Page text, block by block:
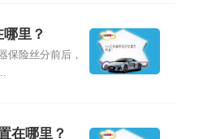
里？
保险丝分前后，
在哪里？